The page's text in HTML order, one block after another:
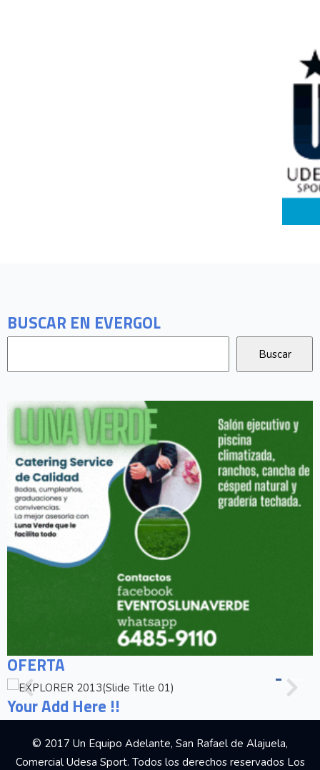
BUSCAR EN EVERGOL
OFERTA
Your Add Here !!
© 2017 Un Equipo Adelante, San Rafael de Alajuela,
Comercial Udesa Sport. Todos los derechos reservados Los